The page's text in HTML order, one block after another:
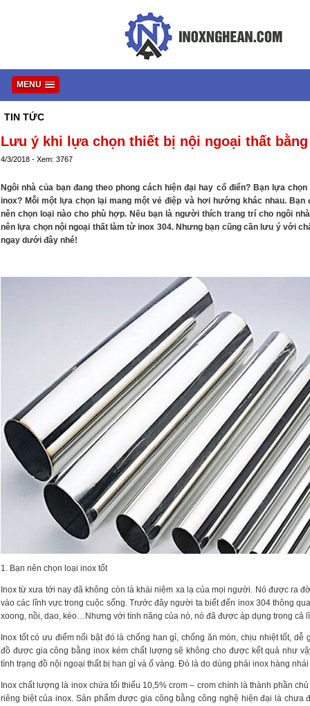
MENU
TIN TỨC
Lưu ý khi lựa chọn thiết bị nội ngoại thất bằng
4/3/2018 - Xem: 3767
Ngôi nhà của bạn đang theo phong cách hiện đại hay cổ điển? Bạn lựa
inox? Mỗi một lựa chọn lại mang một vẻ điệp và hơi hướng khác nhau. Bạn
nên chọn loại nào cho phù hợp. Nếu bạn là người thích trang trí cho ngôi
nên lựa chọn nội ngoại thất làm từ inox 304. Nhưng bạn cũng cần lưu ý với
ngay dưới đây nhé!
1. Bạn nên chọn loại inox tốt
Inox từ xưa tới nay đã không còn là khái niệm xa lạ của mọi người. Nó được ra
vào các lĩnh vực trong cuộc sống. Trước đây người ta biết đến inox 304 thông
xoong, nồi, dao, kéo…Nhưng với tính năng của nó, nó đã được áp dụng trong cả
Inox tốt có ưu điểm nổi bật đó là chống han gỉ, chống ăn mòn, chịu nhiệt tốt, dễ
đồ được gia công bằng inox kém chất lượng sẽ không cho được kết quả như
tình trạng đồ nội ngoại thất bị han gỉ và ố vàng. Đó là do dùng phải inox hàng
Inox chất lượng là inox chứa tổi thiểu 10,5% crom – crom chính là thành phần
riêng biệt của inox. Sản phẩm được gia công bằng công nghệ hiện đại là chưa